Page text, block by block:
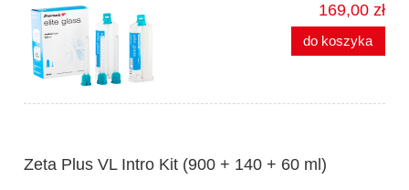
169,00 zł
do koszyka
Zeta Plus VL Intro Kit (900 + 140 + 60 ml)